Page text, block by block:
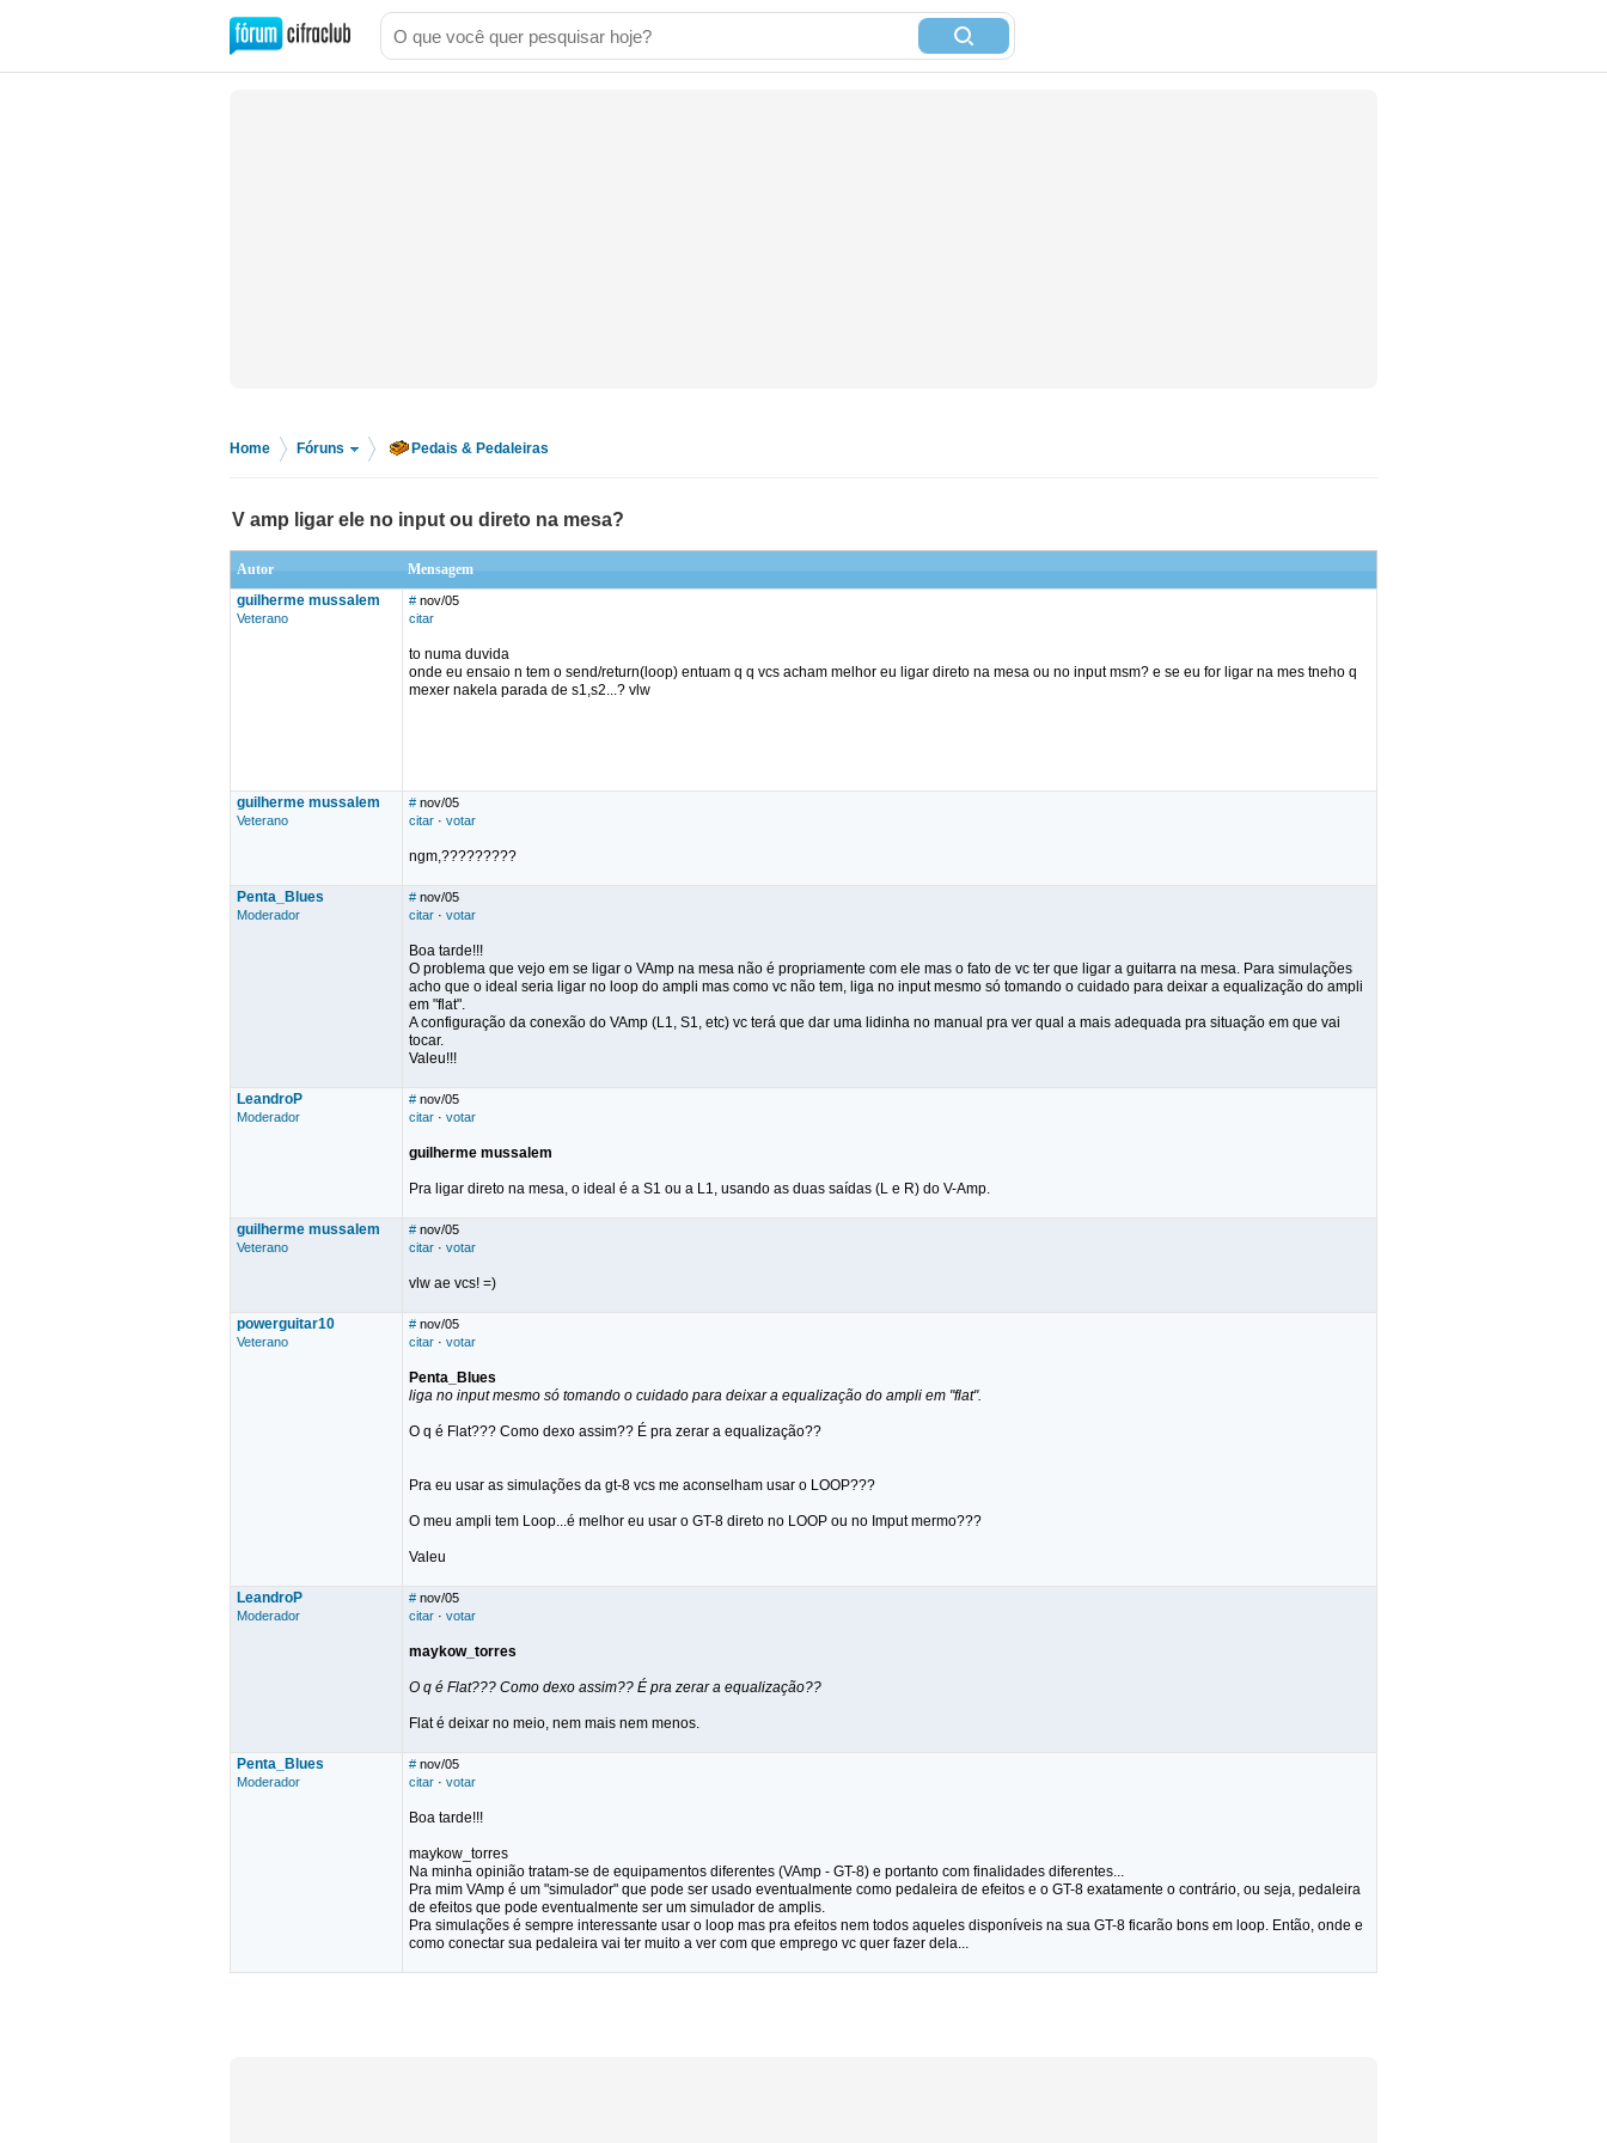
Home Fóruns Pedais & Pedaleiras
V amp ligar ele no input ou direto na mesa?
Autor
Mensagem
guilherme mussalem
Veterano
# nov/05
citar
to numa duvida
onde eu ensaio n tem o send/return(loop) entuam q q vcs acham melhor eu ligar direto na mesa ou no input msm? e se eu for ligar na mes tneho q
mexer nakela parada de s1,s2...? vlw
guilherme mussalem
Veterano
# nov/05
citar · votar
ngm,?????????
Penta_Blues
Moderador
# nov/05
citar · votar
Boa tarde!!!
O problema que vejo em se ligar o VAmp na mesa não é propriamente com ele mas o fato de vc ter que ligar a guitarra na mesa. Para simulações
acho que o ideal seria ligar no loop do ampli mas como vc não tem, liga no input mesmo só tomando o cuidado para deixar a equalização do ampli
em "flat".
A configuração da conexão do VAmp (L1, S1, etc) vc terá que dar uma lidinha no manual pra ver qual a mais adequada pra situação em que vai
tocar.
Valeu!!!
LeandroP
Moderador
# nov/05
citar · votar
guilherme mussalem
Pra ligar direto na mesa, o ideal é a S1 ou a L1, usando as duas saídas (L e R) do V-Amp.
guilherme mussalem
Veterano
# nov/05
citar · votar
vlw ae vcs! =)
powerguitar10
Veterano
# nov/05
citar · votar
Penta_Blues
liga no input mesmo só tomando o cuidado para deixar a equalização do ampli em "flat".
O q é Flat??? Como dexo assim?? É pra zerar a equalização??
Pra eu usar as simulações da gt-8 vcs me aconselham usar o LOOP???
O meu ampli tem Loop...é melhor eu usar o GT-8 direto no LOOP ou no Imput mermo???
Valeu
LeandroP
Moderador
# nov/05
citar · votar
maykow_torres
O q é Flat??? Como dexo assim?? É pra zerar a equalização??
Flat é deixar no meio, nem mais nem menos.
Penta_Blues
Moderador
# nov/05
citar · votar
Boa tarde!!!
maykow_torres
Na minha opinião tratam-se de equipamentos diferentes (VAmp - GT-8) e portanto com finalidades diferentes...
Pra mim VAmp é um "simulador" que pode ser usado eventualmente como pedaleira de efeitos e o GT-8 exatamente o contrário, ou seja, pedaleira
de efeitos que pode eventualmente ser um simulador de amplis.
Pra simulações é sempre interessante usar o loop mas pra efeitos nem todos aqueles disponíveis na sua GT-8 ficarão bons em loop. Então, onde e
como conectar sua pedaleira vai ter muito a ver com que emprego vc quer fazer dela...